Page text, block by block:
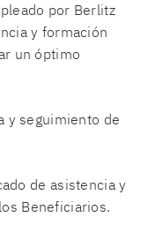
por Berlitz
y formación
un óptimo
y seguimiento de
de asistencia y
Beneficiarios.